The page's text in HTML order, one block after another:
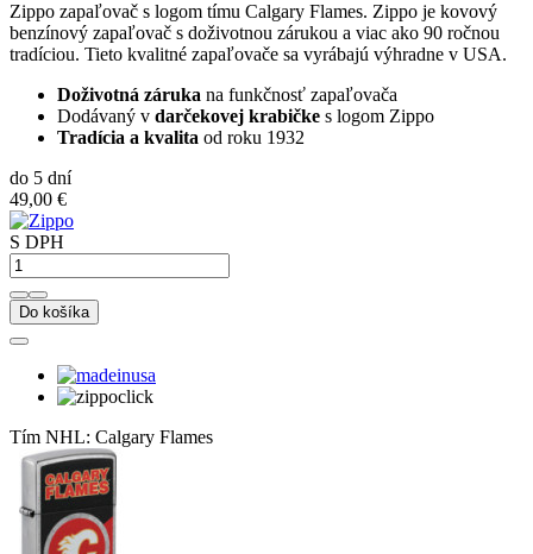
Zippo zapaľovač s logom tímu Calgary Flames. Zippo je kovový
benzínový zapaľovač s doživotnou zárukou a viac ako 90 ročnou
tradíciou. Tieto kvalitné zapaľovače sa vyrábajú výhradne v USA.
Doživotná záruka na funkčnosť zapaľovača
Dodávaný v darčekovej krabičke s logom Zippo
Tradícia a kvalita od roku 1932
do 5 dní
49,00 €
S DPH
Do košíka
Tím NHL: Calgary Flames